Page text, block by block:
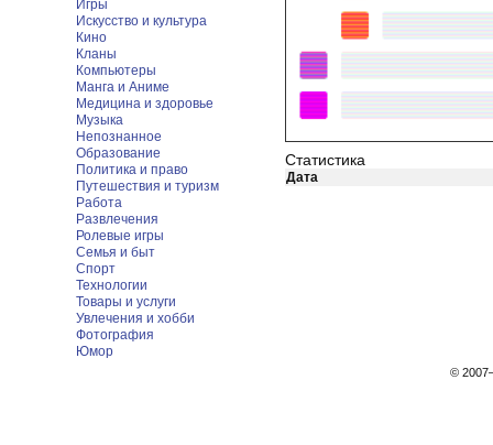
Игры
Искусство и культура
Кино
Кланы
Компьютеры
Манга и Аниме
Медицина и здоровье
Музыка
Непознанное
Образование
Политика и право
Путешествия и туризм
Работа
Развлечения
Ролевые игры
Семья и быт
Спорт
Технологии
Товары и услуги
Увлечения и хобби
Фотография
Юмор
Статистика
Дата
©